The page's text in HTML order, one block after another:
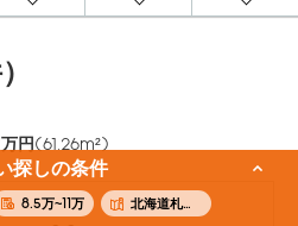
探しの条件
8.5万~11万 北海道札幌市白石区
万円(61.26m²)